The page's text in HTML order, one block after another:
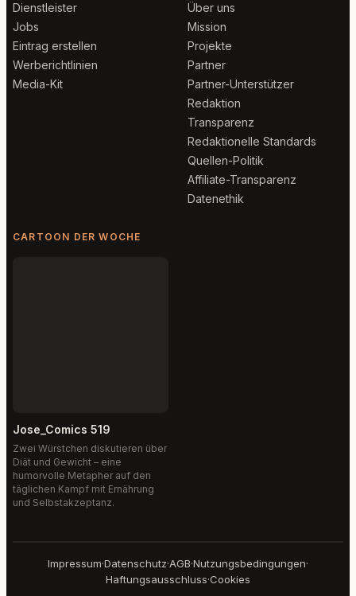
Dienstleister
Jobs
Eintrag erstellen
Werberichtlinien
Media-Kit
Über uns
Mission
Projekte
Partner
Partner-Unterstützer
Redaktion
Transparenz
Redaktionelle Standards
Quellen-Politik
Affiliate-Transparenz
Datenethik
CARTOON DER WOCHE
Jose_Comics 519
Zwei Würstchen diskutieren über
Diät und Gewicht – eine
humorvolle Metapher auf den
täglichen Kampf mit Ernährung
und Selbstakzeptanz.
Impressum·Datenschutz·AGB·Nutzungsbedingungen·
Haftungsausschluss·Cookies